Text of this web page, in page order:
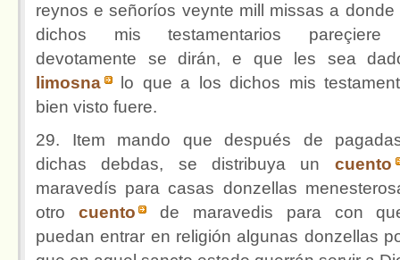
reynos e señoríos veynte mill missas a donde
dichos mis testamentarios pareçiere
devotamente se dirán, e que les sea
limosna
lo que a los dichos mis
bien visto fuere.
29. Item mando que después de
dichas debdas, se distribuya un cuento
maravedís para casas donzellas
otro cuento
de maravedis para con
puedan entrar en religión algunas donzellas